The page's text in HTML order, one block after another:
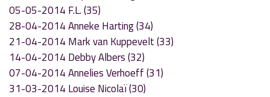
05-05-2014 F.L. (35)
28-04-2014 Anneke Harting (34)
21-04-2014 Mark van Kuppevelt (33)
14-04-2014 Debby Albers (32)
07-04-2014 Annelies Verhoeff (31)
31-03-2014 Louise Nicolaï (30)